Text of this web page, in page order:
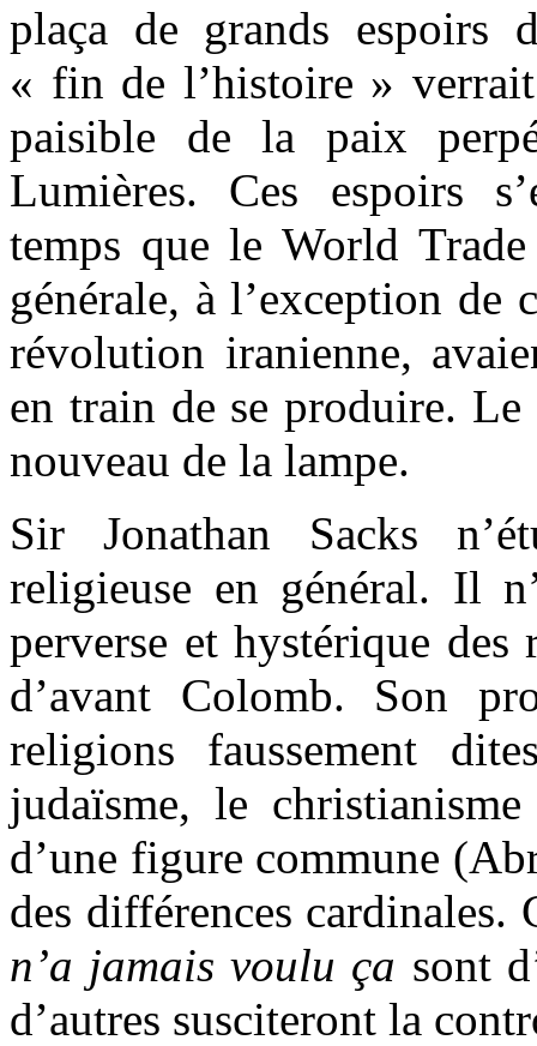
plaça de grands espoirs
« fin de l’histoire »
paisible de la paix
Lumières. Ces espoirs
temps que le World
générale, à l’exception de
révolution iranienne,
en train de se produire.
nouveau de la lampe.
Sir Jonathan Sacks
religieuse en général. Il
perverse et hystérique des
d’avant Colomb. Son
religions faussement
judaïsme, le
d’une figure commune
des différences cardinales.
n’a jamais voulu ça sont
d’autres susciteront la